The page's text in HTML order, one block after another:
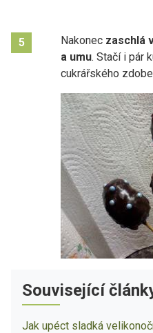
5 Nakonec zaschlá
a umu. Stačí i pár
cukrářského
Související
Jak upéct sladká